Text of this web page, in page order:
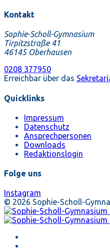
Kontakt
Sophie-Scholl-Gymnasium
Tirpitzstraße 41
46145 Oberhausen
0208 377950
Erreichbar über das
Quicklinks
Impressum
Datenschutz
Ansprechpersonen
Downloads
Redaktionslogin
Folge uns
Instagram
© 2026 Sophie-Scholl-